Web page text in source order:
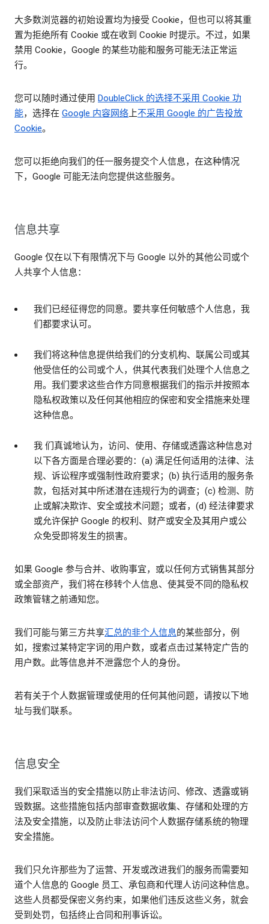
大多数浏览器的初始设置均为接受 Cookie，但也可以将其重
置为拒绝所有 Cookie 或在收到 Cookie 时提示。不过，如果
禁用 Cookie，Google 的某些功能和服务可能无法正常运
行。
您可以随时通过使用 DoubleClick 的选择不采用 Cookie 功
能，选择在 Google 内容网络上不采用 Google 的广告投放
Cookie。
您可以拒绝向我们的任一服务提交个人信息，在这种情况
下，Google 可能无法向您提供这些服务。
信息共享
Google 仅在以下有限情况下与 Google 以外的其他公司或个
人共享个人信息：
我们已经征得您的同意。要共享任何敏感个人信息，我
们都要求认可。
我们将这种信息提供给我们的分支机构、联属公司或其
他受信任的公司或个人，供其代表我们处理个人信息之
用。我们要求这些合作方同意根据我们的指示并按照本
隐私权政策以及任何其他相应的保密和安全措施来处理
这种信息。
我 们真诚地认为，访问、使用、存储或透露这种信息对
以下各方面是合理必要的：(a) 满足任何适用的法律、法
规、诉讼程序或强制性政府要求；(b) 执行适用的服务条
款，包括对其中所述潜在违规行为的调查；(c) 检测、防
止或解决欺诈、安全或技术问题；或者，(d) 经法律要求
或允许保护 Google 的权利、财产或安全及其用户或公
众免受即将发生的损害。
如果 Google 参与合并、收购事宜，或以任何方式销售其部分
或全部资产，我们将在移转个人信息、使其受不同的隐私权
政策管辖之前通知您。
我们可能与第三方共享汇总的非个人信息的某些部分，例
如，搜索过某特定字词的用户数，或者点击过某特定广告的
用户数。此等信息并不泄露您个人的身份。
若有关于个人数据管理或使用的任何其他问题，请按以下地
址与我们联系。
信息安全
我们采取适当的安全措施以防止非法访问、修改、透露或销
毁数据。这些措施包括内部审查数据收集、存储和处理的方
法及安全措施，以及防止非法访问个人数据存储系统的物理
安全措施。
我们只允许那些为了运营、开发或改进我们的服务而需要知
道个人信息的 Google 员工、承包商和代理人访问这种信息。
这些人员都受保密义务约束，如果他们违反这些义务，就会
受到处罚，包括终止合同和刑事诉讼。